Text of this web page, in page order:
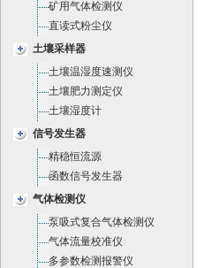
矿用气体检测仪
直读式粉尘仪
土壤采样器
土壤温湿度速测仪
土壤肥力测定仪
土壤湿度计
信号发生器
精稳恒流源
函数信号发生器
气体检测仪
泵吸式复合气体检测仪
气体流量校准仪
多参数检测报警仪